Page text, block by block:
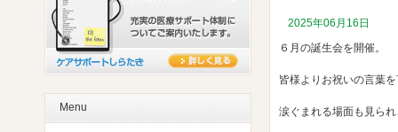
2025年06月16日
６月の誕生会を開催。
皆様よりお祝いの言葉
涙ぐまれる場面も見ら
Menu